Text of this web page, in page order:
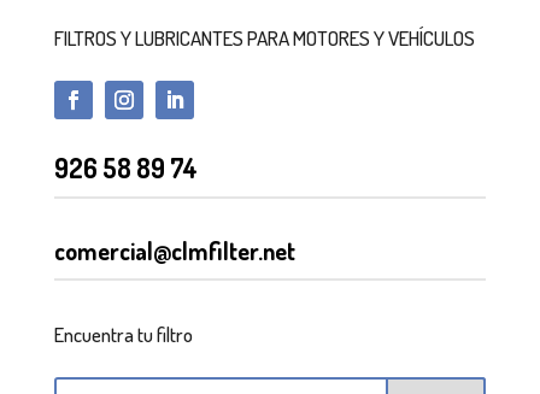
FILTROS Y LUBRICANTES PARA MOTORES Y VEHÍCULOS
926 58 89 74
comercial@clmfilter.net
Encuentra tu filtro